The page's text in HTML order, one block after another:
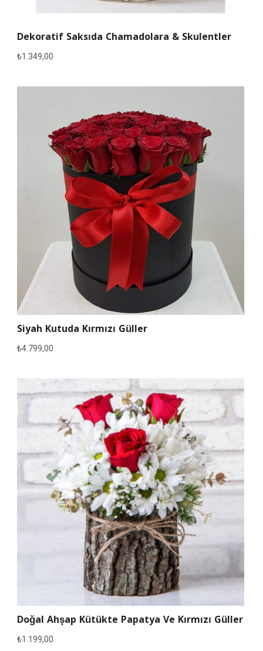
Dekoratif Saksıda Chamadolara & Skulentler
₺1.349,00
Siyah Kutuda Kırmızı Güller
₺4.799,00
Doğal Ahşap Kütükte Papatya Ve Kırmızı Güller
₺1.199,00